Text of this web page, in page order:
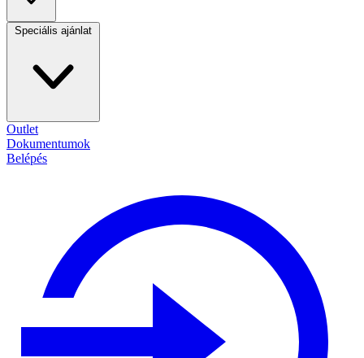
Speciális ajánlat
Outlet
Dokumentumok
Belépés